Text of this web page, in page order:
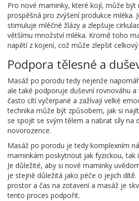
Pro nové maminky, které kojí, může být
prospěšná pro zvýšení produkce mléka.
stimuluje mléčné žlázy a zlepšuje
většímu množství mléka. Kromě toho
napětí z kojení, což může zlepšit
Podpora tělesné a
Masáž po porodu tedy nejenže
ale také podporuje duševní rovnováhu a
často cítí vyčerpané a zažívají velké
technika může být způsobem, jak si
se spojit se svým tělem a nabrat síly na
novorozence.
Masáž po porodu je tedy komplexním
maminkám poskytnout jak fyzickou, tak
Je důležité, aby si nové maminky
je stejně důležitá jako péče o jejich
prostor a čas na zotavení a masáž je
tento proces podpořit.